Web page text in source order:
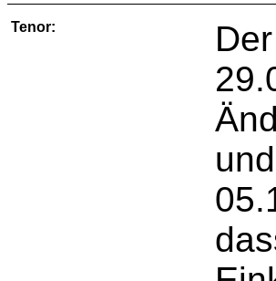
Tenor: